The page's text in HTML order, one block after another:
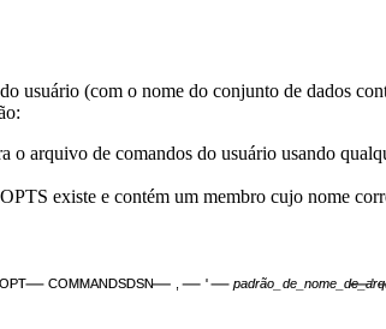
usuário (com o nome do conjunto de dados
arquivo de comandos do usuário usando
existe e contém um membro cujo nome
COMMANDSDSN ' '